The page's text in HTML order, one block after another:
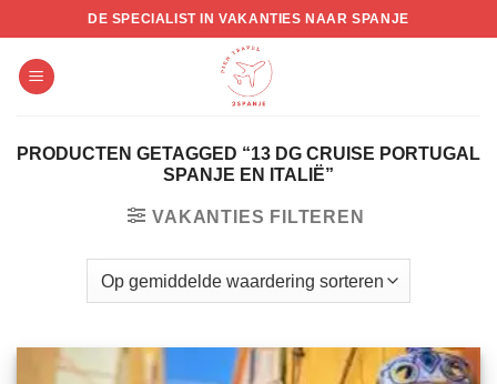
to
content
DE SPECIALIST IN VAKANTIES NAAR SPANJE
PRODUCTEN GETAGGED “13 DG CRUISE PORTUGAL
SPANJE EN ITALIË”
VAKANTIES FILTEREN